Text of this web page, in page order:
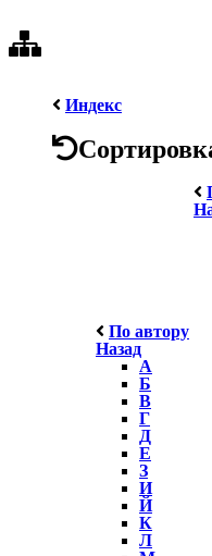
Индекс
По автору
Назад
А
Б
В
Г
Д
Е
З
И
Й
К
Л